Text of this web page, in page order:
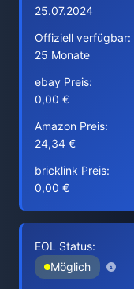
25.07.2024
Offiziell verfügbar:
25 Monate
ebay Preis:
0,00 €
Amazon Preis:
24,34 €
bricklink Preis:
0,00 €
EOL Status:
Möglich